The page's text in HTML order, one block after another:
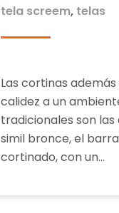
tela screem, telas
Las cortinas
calidez a un
tradicionales son
simil bronce, el
cortinado, con un…